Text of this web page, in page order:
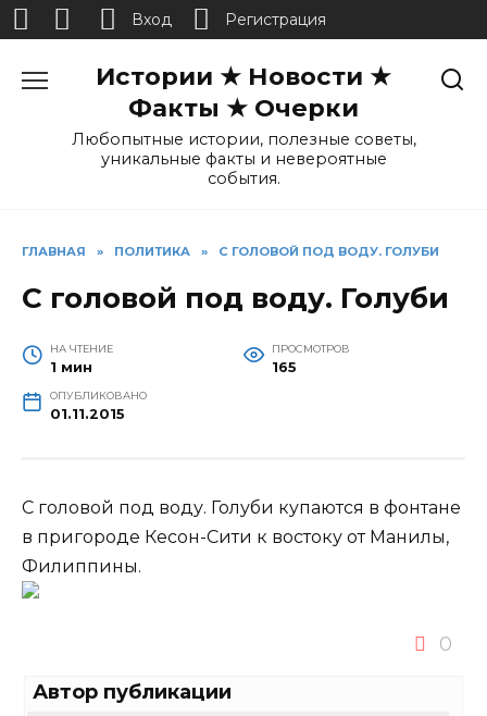
Истории ★ Новости ★
Факты ★ Очерки
Любопытные истории, полезные советы,
уникальные факты и невероятные
события.
ГЛАВНАЯ » ПОЛИТИКА » С ГОЛОВОЙ ПОД ВОДУ. ГОЛУБИ
С головой под воду. Голуби
НА ЧТЕНИЕ
1 мин
ПРОСМОТРОВ
165
ОПУБЛИКОВАНО
01.11.2015
С головой под воду. Голуби купаются в фонтане
в пригороде Кесон-Сити к востоку от Манилы,
Филиппины.
0
Автор публикации
Вход Регистрация